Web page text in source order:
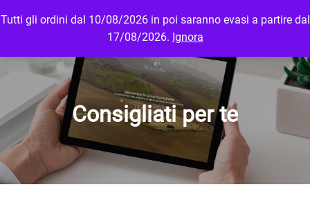
Tutti gli ordini dal 10/08/2026 in poi saranno evasi a partire dal
17/08/2026. Ignora
MENU LOGIN
Consigliati per te